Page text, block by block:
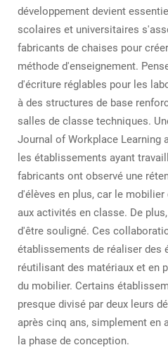
développement devient
scolaires et universitaires
fabricants de chaises pour
méthode d'enseignement.
d'écriture réglables pour les
à des structures de base
salles de classe techniques.
Journal of Workplace Learning
les établissements ayant
fabricants ont observé une
d'élèves en plus, car le
aux activités en classe. De
d'être souligné. Ces
établissements de réaliser des
réutilisant des matériaux et en
du mobilier. Certains
presque divisé par deux leurs
après cinq ans, simplement en
la phase de conception.